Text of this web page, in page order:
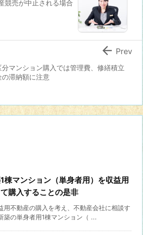
競売が中止される場合
分マンション購入では管理費、修繕積立
の滞納額に注意
 Prev
棟マンション（単身者用）を収益用
購入することの是非
用不動産の購入を考え、不動産会社に相談す
築の単身者用1棟マンション（ ...